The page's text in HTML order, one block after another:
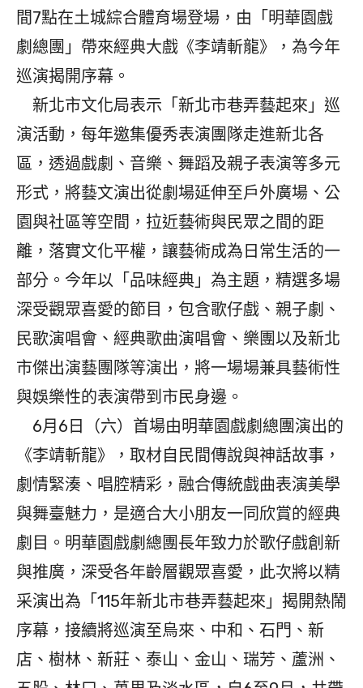
間7點在土城綜合體育場登場，由「明華園戲
劇總團」帶來經典大戲《李靖斬龍》，為今年
巡演揭開序幕。
新北市文化局表示「新北市巷弄藝起來」巡
演活動，每年邀集優秀表演團隊走進新北各
區，透過戲劇、音樂、舞蹈及親子表演等多元
形式，將藝文演出從劇場延伸至戶外廣場、公
園與社區等空間，拉近藝術與民眾之間的距
離，落實文化平權，讓藝術成為日常生活的一
部分。今年以「品味經典」為主題，精選多場
深受觀眾喜愛的節目，包含歌仔戲、親子劇、
民歌演唱會、經典歌曲演唱會、樂團以及新北
市傑出演藝團隊等演出，將一場場兼具藝術性
與娛樂性的表演帶到市民身邊。
6月6日（六）首場由明華園戲劇總團演出的
《李靖斬龍》，取材自民間傳說與神話故事，
劇情緊湊、唱腔精彩，融合傳統戲曲表演美學
與舞臺魅力，是適合大小朋友一同欣賞的經典
劇目。明華園戲劇總團長年致力於歌仔戲創新
與推廣，深受各年齡層觀眾喜愛，此次將以精
采演出為「115年新北市巷弄藝起來」揭開熱鬧
序幕，接續將巡演至烏來、中和、石門、新
店、樹林、新莊、泰山、金山、瑞芳、蘆洲、